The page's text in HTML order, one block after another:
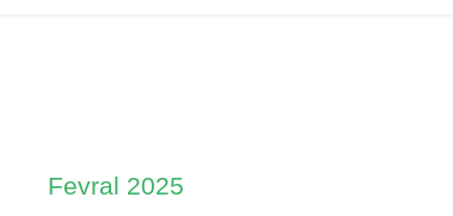
Fevral 2025